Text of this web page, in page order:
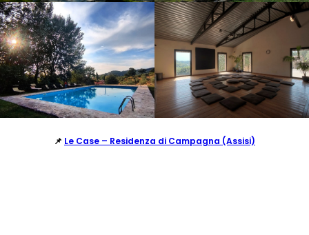
📌 Le Case – Residenza di Campagna (Assisi)